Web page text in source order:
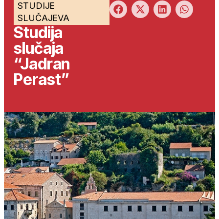
STUDIJE
SLUČAJEVA
Studija
slučaja
“Jadran
Perast”